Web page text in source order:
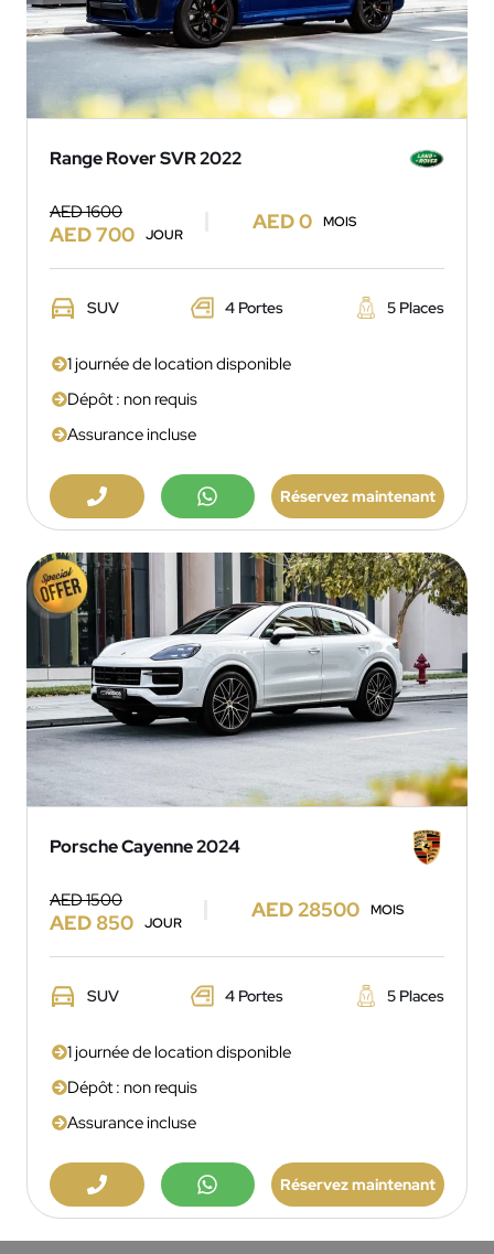
Range Rover SVR 2022
AED 1600
AED 700 JOUR
AED 0 MOIS
SUV 4 Portes 5 Places
1 journée de location disponible
Dépôt : non requis
Assurance incluse
Réservez maintenant
Porsche Cayenne 2024
AED 1500
AED 850 JOUR
AED 28500 MOIS
SUV 4 Portes 5 Places
1 journée de location disponible
Dépôt : non requis
Assurance incluse
Réservez maintenant